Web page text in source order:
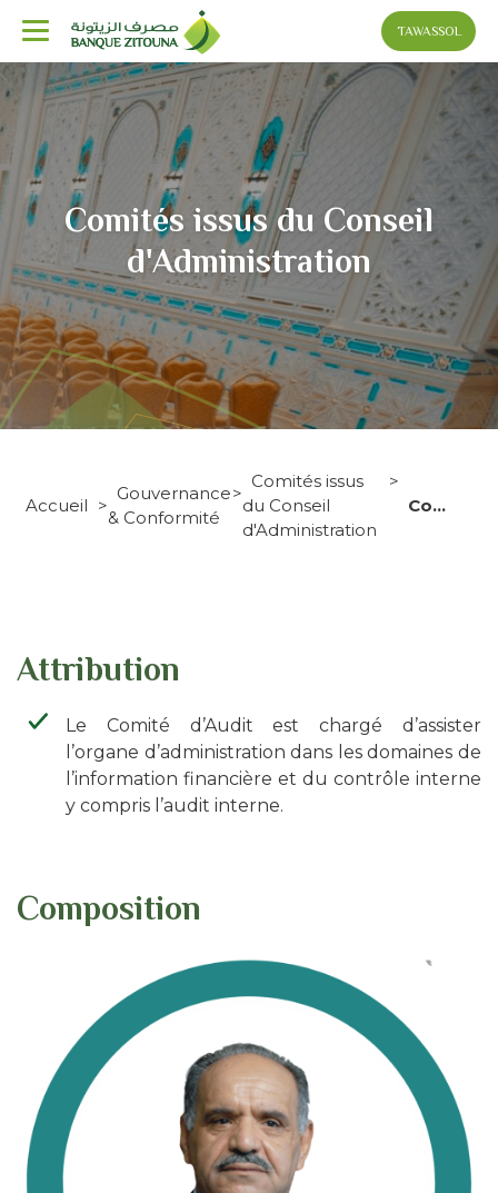
Aller
au
contenu
principal
TAWASSOL
Comités issus du Conseil
d'Administration
Fil
d'Ariane
Accueil
Gouvernance
& Conformité
Comités issus
du Conseil
d'Administration
Comité d'Audit
Attribution
Le Comité d’Audit est chargé d’assister
l’organe d’administration dans les domaines de
l’information financière et du contrôle interne
y compris l’audit interne.
Composition